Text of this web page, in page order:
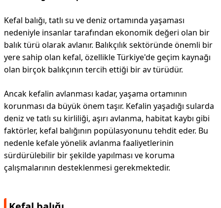
Kefal balığı, tatlı su ve deniz ortamında yaşaması
nedeniyle insanlar tarafından ekonomik değeri olan bir
balık türü olarak avlanır. Balıkçılık sektöründe önemli bir
yere sahip olan kefal, özellikle Türkiye'de geçim kaynağı
olan birçok balıkçının tercih ettiği bir av türüdür.
Ancak kefalin avlanması kadar, yaşama ortamının
korunması da büyük önem taşır. Kefalin yaşadığı sularda
deniz ve tatlı su kirliliği, aşırı avlanma, habitat kaybı gibi
faktörler, kefal balığının popülasyonunu tehdit eder. Bu
nedenle kefale yönelik avlanma faaliyetlerinin
sürdürülebilir bir şekilde yapılması ve koruma
çalışmalarının desteklenmesi gerekmektedir.